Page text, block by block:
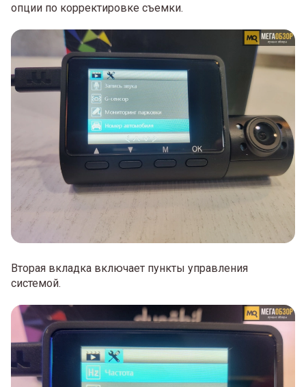
опции по корректировке съемки.
Вторая вкладка включает пункты управления
системой.